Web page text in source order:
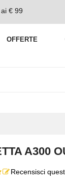
€ 99
OFFERTE
A300
Recensisci